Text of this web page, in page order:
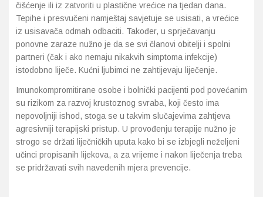
čišćenje ili iz zatvoriti u plastične vrećice na tjedan dana.
Tepihe i presvučeni namještaj savjetuje se usisati, a vrećice
iz usisavača odmah odbaciti. Također, u sprječavanju
ponovne zaraze nužno je da se svi članovi obitelji i spolni
partneri (čak i ako nemaju nikakvih simptoma infekcije)
istodobno liječe. Kućni ljubimci ne zahtijevaju liječenje.
Imunokompromitirane osobe i bolnički pacijenti pod povećanim
su rizikom za razvoj krustoznog svraba, koji često ima
nepovoljniji ishod, stoga se u takvim slučajevima zahtjeva
agresivniji terapijski pristup. U provođenju terapije nužno je
strogo se držati liječničkih uputa kako bi se izbjegli neželjeni
učinci propisanih lijekova, a za vrijeme i nakon liječenja treba
se pridržavati svih navedenih mjera prevencije.